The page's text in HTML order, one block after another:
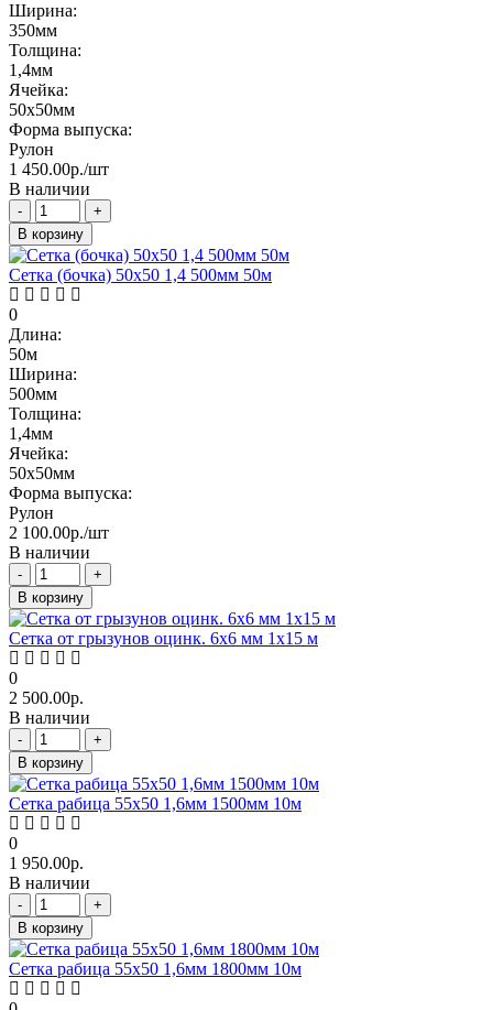
Ширина:
350мм
Толщина:
1,4мм
Ячейка:
50х50мм
Форма выпуска:
Рулон
1 450.00р./шт
В наличии
-
+
В корзину
Сетка (бочка) 50х50 1,4 500мм 50м
0
Длина:
50м
Ширина:
500мм
Толщина:
1,4мм
Ячейка:
50х50мм
Форма выпуска:
Рулон
2 100.00р./шт
В наличии
-
+
В корзину
Сетка от грызунов оцинк. 6х6 мм 1х15 м
0
2 500.00р.
В наличии
-
+
В корзину
Сетка рабица 55х50 1,6мм 1500мм 10м
0
1 950.00р.
В наличии
-
+
В корзину
Сетка рабица 55х50 1,6мм 1800мм 10м